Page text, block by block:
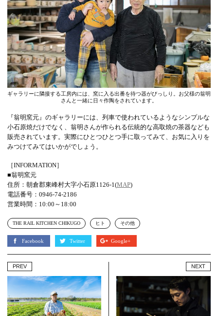
ギャラリーに隣接する工房内には、窯に入る出番を待つ器がびっしり。お父様の翁明
さんと一緒に日々作陶をされています。
『翁明窯元』のギャラリーには、列車で使われているようなシンプルな
小石原焼だけでなく、翁明さんが作られる伝統的な高取焼の茶器なども
販売されています。実際にひとつひとつ手に取ってみて、お気に入りを
みつけてみてはいかがでしょう。
［INFORMATION］
■翁明窯元
住所：朝倉郡東峰村大字小石原1126-1(MAP)
電話番号：0946-74-2186
営業時間：10:00～18:00
THE RAIL KITCHEN CHIKUGO ヒト その他
Facebook Twitter Google+
PREV NEXT